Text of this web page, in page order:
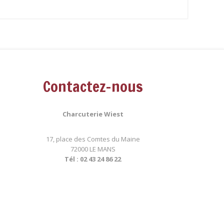
Contactez-nous
Charcuterie Wiest
17, place des Comtes du Maine
72000 LE MANS
Tél : 02 43 24 86 22